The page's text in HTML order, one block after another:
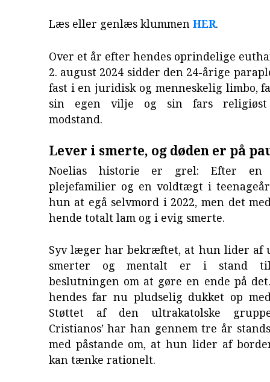
Læs eller genlæs klummen HER.
Over et år efter hendes oprindelige
2. august 2024 sidder den 24-årige
fast i en juridisk og menneskelig limbo,
sin egen vilje og sin fars religiøst
modstand.
Lever i smerte, og døden er på
Noelias historie er grel: Efter en
plejefamilier og en voldtægt i
hun at egå selvmord i 2022, men det
hende totalt lam og i evig smerte.
Syv læger har bekræftet, at hun lider af
smerter og mentalt er i stand
beslutningen om at gøre en ende på
hendes far nu pludselig dukket op
Støttet af den ultrakatolske gruppe
Cristianos’ har han gennem tre år
med påstande om, at hun lider af
kan tænke rationelt.